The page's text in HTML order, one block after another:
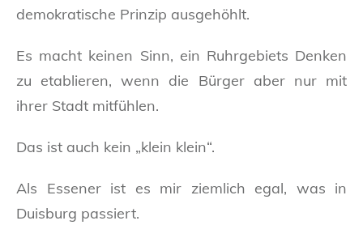
demokratische Prinzip ausgehöhlt.
Es macht keinen Sinn, ein Ruhrgebiets Denken
zu etablieren, wenn die Bürger aber nur mit
ihrer Stadt mitfühlen.
Das ist auch kein „klein klein“.
Als Essener ist es mir ziemlich egal, was in
Duisburg passiert.